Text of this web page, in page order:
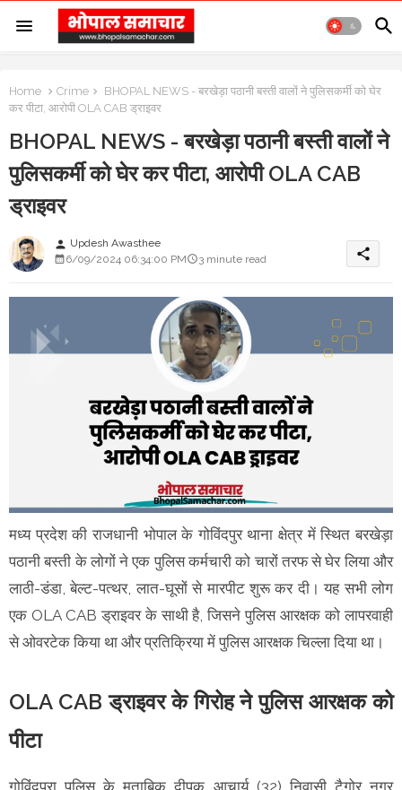
Home Crime
BHOPAL NEWS - बरखेड़ा पठानी बस्ती वालों ने पुलिसकर्मी को घेर
कर पीटा, आरोपी OLA CAB ड्राइवर
BHOPAL NEWS - बरखेड़ा पठानी बस्ती वालों ने
पुलिसकर्मी को घेर कर पीटा, आरोपी OLA CAB
ड्राइवर
person Updesh Awasthee
6/09/2024 06:34:00 PM
3 minute read share
मध्य प्रदेश की राजधानी भोपाल के गोविंदपुर थाना क्षेत्र में स्थित बरखेड़ा
पठानी बस्ती के लोगों ने एक पुलिस कर्मचारी को चारों तरफ से घेर लिया और
लाठी-डंडा, बेल्ट-पत्थर, लात-घूसों से मारपीट शुरू कर दी। यह सभी लोग
एक OLA CAB ड्राइवर के साथी है, जिसने पुलिस आरक्षक को लापरवाही
से ओवरटेक किया था और प्रतिक्रिया में पुलिस आरक्षक चिल्ला दिया था।
OLA CAB ड्राइवर के गिरोह ने पुलिस आरक्षक को
पीटा
गोविंदपुरा पुलिस के मुताबिक दीपक आचार्य (32) निवासी टैगोर नगर